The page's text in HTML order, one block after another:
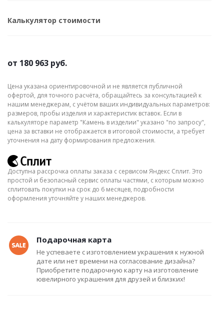
Калькулятор стоимости
от 180 963 руб.
Цена указана ориентировочной и не является публичной
офертой, для точного расчёта, обращайтесь за консультацией к
нашим менеджерам, с учётом ваших индивидуальных параметров:
размеров, пробы изделия и характеристик вставок. Если в
калькуляторе параметр "Камень в изделии" указано "по запросу",
цена за вставки не отображается в итоговой стоимости, а требует
уточнения на дату формирования предложения.
Доступна рассрочка оплаты заказа с сервисом Яндекс Сплит. Это
простой и безопасный сервис оплаты частями, с которым можно
сплитовать покупки на срок до 6 месяцев, подробности
оформления уточняйте у наших менеджеров.
Подарочная карта
Не успеваете с изготовлением украшения к нужной
дате или нет времени на согласование дизайна?
Приобретите подарочную карту на изготовление
ювелирного украшения для друзей и близких!